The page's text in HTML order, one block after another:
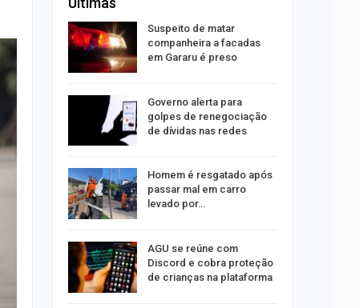
em…
Suspeito de matar
companheira a facadas
em Gararu é preso
Governo alerta para
golpes de renegociação
de dívidas nas redes
Homem é resgatado após
passar mal em carro
levado por…
AGU se reúne com
Discord e cobra proteção
de crianças na plataforma